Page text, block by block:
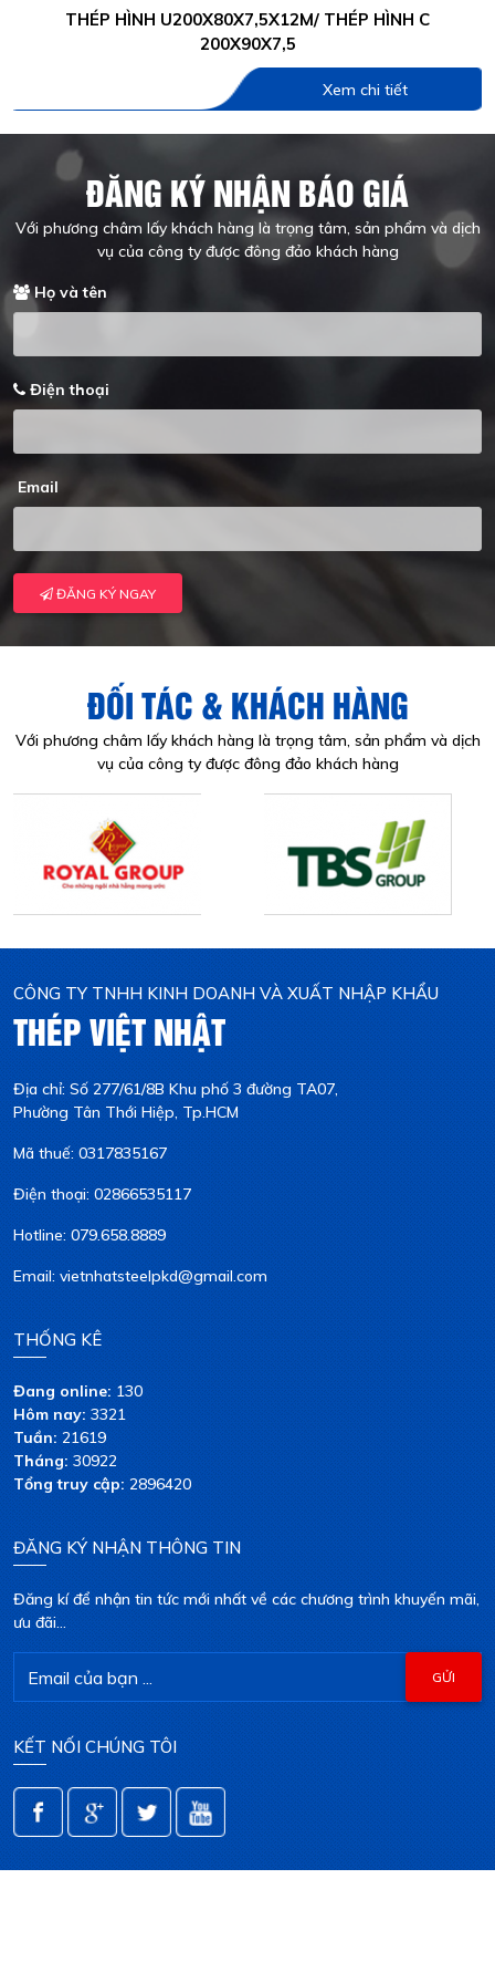
THÉP HÌNH U200X80X7,5X12M/ THÉP HÌNH C
200X90X7,5
Xem chi tiết
ĐĂNG KÝ NHẬN BÁO GIÁ
Với phương châm lấy khách hàng là trọng tâm, sản phẩm và dịch
vụ của công ty được đông đảo khách hàng
Họ và tên
Điện thoại
Email
ĐĂNG KÝ NGAY
ĐỐI TÁC & KHÁCH HÀNG
Với phương châm lấy khách hàng là trọng tâm, sản phẩm và dịch
vụ của công ty được đông đảo khách hàng
CÔNG TY TNHH KINH DOANH VÀ XUẤT NHẬP KHẨU
THÉP VIỆT NHẬT
Địa chỉ: Số 277/61/8B Khu phố 3 đường TA07,
Phường Tân Thới Hiệp, Tp.HCM
Mã thuế: 0317835167
Điện thoại: 02866535117
Hotline: 079.658.8889
Email: vietnhatsteelpkd@gmail.com
THỐNG KÊ
Đang online:130
Hôm nay:3321
Tuần:21619
Tháng:30922
Tổng truy cập:2896420
ĐĂNG KÝ NHẬN THÔNG TIN
Đăng kí để nhận tin tức mới nhất về các chương trình khuyến mãi,
ưu đãi...
KẾT NỐI CHÚNG TÔI